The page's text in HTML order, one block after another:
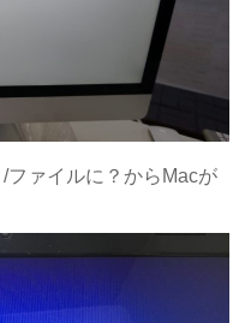
/ファイルに？からMacが